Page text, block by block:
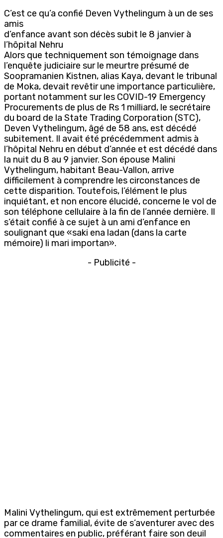
C’est ce qu’a confié Deven Vythelingum à un de ses
amis
d’enfance avant son décès subit le 8 janvier à
l’hôpital Nehru
Alors que techniquement son témoignage dans
l’enquête judiciaire sur le meurtre présumé de
Soopramanien Kistnen, alias Kaya, devant le tribunal
de Moka, devait revêtir une importance particulière,
portant notamment sur les COVID-19 Emergency
Procurements de plus de Rs 1 milliard, le secrétaire
du board de la State Trading Corporation (STC),
Deven Vythelingum, âgé de 58 ans, est décédé
subitement. Il avait été précédemment admis à
l’hôpital Nehru en début d’année et est décédé dans
la nuit du 8 au 9 janvier. Son épouse Malini
Vythelingum, habitant Beau-Vallon, arrive
difficilement à comprendre les circonstances de
cette disparition. Toutefois, l’élément le plus
inquiétant, et non encore élucidé, concerne le vol de
son téléphone cellulaire à la fin de l’année dernière. Il
s’était confié à ce sujet à un ami d’enfance en
soulignant que «saki ena ladan (dans la carte
mémoire) li mari importan».
- Publicité -
Malini Vythelingum, qui est extrêmement perturbée
par ce drame familial, évite de s’aventurer avec des
commentaires en public, préférant faire son deuil